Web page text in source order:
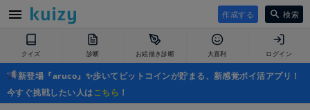
作成する 検索
クイズ 診断 お絵描き診断 大喜利 ログイン
新登場『aruco』✨歩いてビットコインが貯まる、新感覚ポイ活アプリ！
今すぐ挑戦したい人はこちら ！